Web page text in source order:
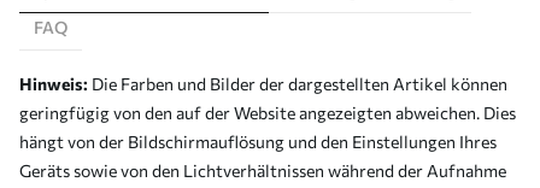
FAQ
Hinweis: Die Farben und Bilder der dargestellten Artikel können
geringfügig von den auf der Website angezeigten abweichen. Dies
hängt von der Bildschirmauflösung und den Einstellungen Ihres
Geräts sowie von den Lichtverhältnissen während der Aufnahme